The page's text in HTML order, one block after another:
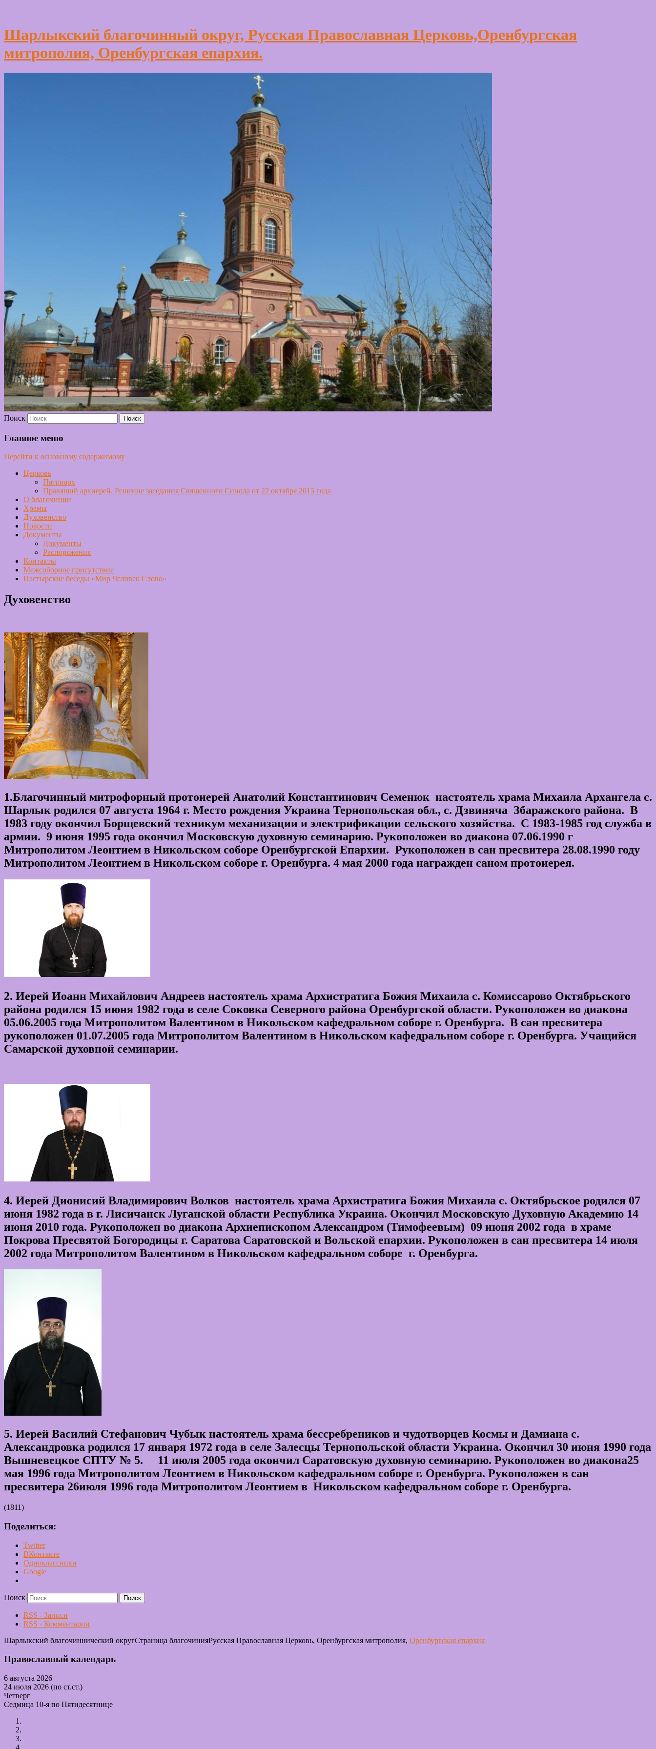
Шарлыкский благочинный округ, Русская Православная Церковь,Оренбургская
митрополия, Оренбургская епархия.
Поиск
Главное меню
Перейти к основному содержимому
Церковь
Патриарх
Правящий архиерей. Решение заседания Священного Синода от 22 октября 2015 года
О благочинии
Храмы
Духовенство
Новости
Документы
Документы
Распоряжения
Контакты
Межсоборное присутствие
Пастырские беседы «Мир Человек Слово»
Духовенство
1.Благочинный митрофорный протоиерей Анатолий Константинович Семенюк настоятель храма Михаила Архангела с.
Шарлык родился 07 августа 1964 г. Место рождения Украина Тернопольская обл., с. Дзвиняча Збаражского района. В
1983 году окончил Борщевский техникум механизации и электрификации сельского хозяйства. С 1983-1985 год служба в
армии. 9 июня 1995 года окончил Московскую духовную семинарию. Рукоположен во диакона 07.06.1990 г
Митрополитом Леонтием в Никольском соборе Оренбургской Епархии. Рукоположен в сан пресвитера 28.08.1990 году
Митрополитом Леонтием в Никольском соборе г. Оренбурга. 4 мая 2000 года награжден саном протоиерея.
2. Иерей Иоанн Михайлович Андреев настоятель храма Архистратига Божия Михаила с. Комиссарово Октябрьского
района родился 15 июня 1982 года в селе Соковка Северного района Оренбургской области. Рукоположен во диакона
05.06.2005 года Митрополитом Валентином в Никольском кафедральном соборе г. Оренбурга. В сан пресвитера
рукоположен 01.07.2005 года Митрополитом Валентином в Никольском кафедральном соборе г. Оренбурга. Учащийся
Самарской духовной семинарии.
4. Иерей Дионисий Владимирович Волков настоятель храма Архистратига Божия Михаила с. Октябрьское родился 07
июня 1982 года в г. Лисичанск Луганской области Республика Украина. Окончил Московскую Духовную Академию 14
июня 2010 года. Рукоположен во диакона Архиепископом Александром (Тимофеевым) 09 июня 2002 года в храме
Покрова Пресвятой Богородицы г. Саратова Саратовской и Вольской епархии. Рукоположен в сан пресвитера 14 июля
2002 года Митрополитом Валентином в Никольском кафедральном соборе г. Оренбурга.
5. Иерей Василий Стефанович Чубык настоятель храма бессребреников и чудотворцев Космы и Дамиана с.
Александровка родился 17 января 1972 года в селе Залесцы Тернопольской области Украина. Окончил 30 июня 1990 года
Вышневецкое СПТУ № 5. 11 июля 2005 года окончил Саратовскую духовную семинарию. Рукоположен во диакона25
мая 1996 года Митрополитом Леонтием в Никольском кафедральном соборе г. Оренбурга. Рукоположен в сан
пресвитера 26июля 1996 года Митрополитом Леонтием в Никольском кафедральном соборе г. Оренбурга.
(1811)
Поделиться:
Twitter
ВКонтакте
Одноклассники
Google
Поиск
RSS - Записи
RSS - Комментарии
Шарлыкский благочиннический округСтраница благочинияРусская Православная Церковь, Оренбургская митрополия, Оренбургская епархия
Православный календарь
6 августа 2026
24 июля 2026 (по ст.ст.)
Четверг
Седмица 10-я по Пятидесятнице